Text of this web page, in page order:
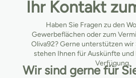
Ihr Kontakt
Haben Sie Fragen zu den
Gewerbeflächen oder zum
Oliva92? Gerne unterstützen
stehen Ihnen für Auskünfte
Verfügung.
Wir sind gerne für